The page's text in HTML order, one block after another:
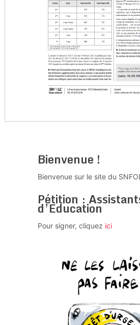
Bienvenue !
Bienvenue sur le site du
Pétition :
d’Education
Pour signer, cliquez ici